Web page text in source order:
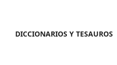
DICCIONARIOS Y TESAUROS